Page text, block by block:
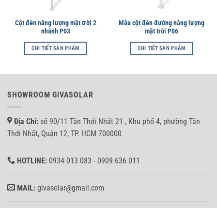
Cột đèn năng lượng mặt trời 2
nhánh P03
CHI TIẾT SẢN PHẨM
Mẫu cột đèn đường năng lượng
mặt trời P06
CHI TIẾT SẢN PHẨM
SHOWROOM GIVASOLAR
Địa Chỉ: số 90/11 Tân Thới Nhất 21 , Khu phố 4, phường Tân
Thới Nhất, Quận 12, TP. HCM 700000
HOTLINE: 0934 013 083 - 0909 636 011
MAIL: givasolar@gmail.com